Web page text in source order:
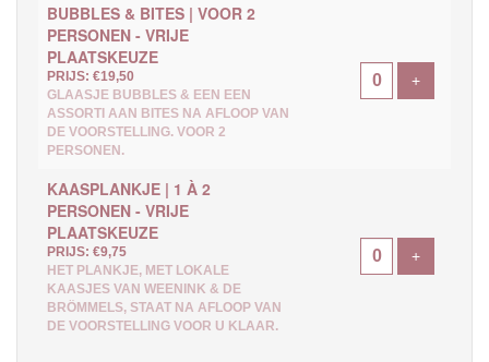
BUBBLES & BITES | VOOR 2
PERSONEN - VRIJE
PLAATSKEUZE
PRIJS: €19,50
GLAASJE BUBBLES & EEN EEN
ASSORTI AAN BITES NA AFLOOP VAN
DE VOORSTELLING. VOOR 2
PERSONEN.
+Voeg
KAASPLANKJE | 1 À 2
PERSONEN - VRIJE
PLAATSKEUZE
PRIJS: €9,75
HET PLANKJE, MET LOKALE
KAASJES VAN WEENINK & DE
BRÖMMELS, STAAT NA AFLOOP VAN
DE VOORSTELLING VOOR U KLAAR.
+Voeg